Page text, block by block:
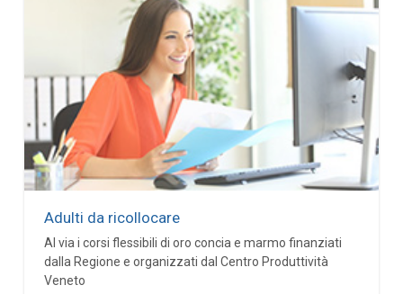
Adulti da ricollocare
Al via i corsi flessibili di oro concia e marmo finanziati
dalla Regione e organizzati dal Centro Produttività
Veneto